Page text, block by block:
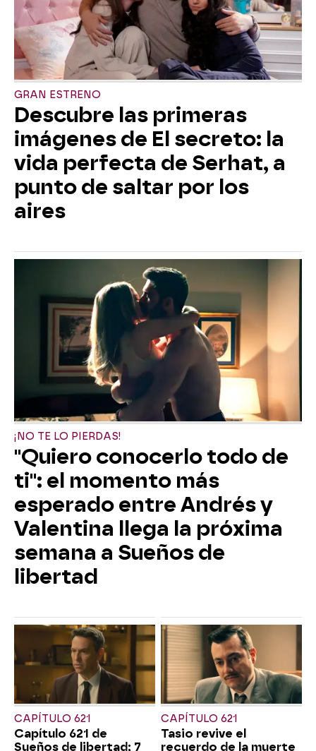
GRAN ESTRENO
Descubre las primeras
imágenes de El secreto: la
vida perfecta de Serhat, a
punto de saltar por los
aires
¡NO TE LO PIERDAS!
"Quiero conocerlo todo de
ti": el momento más
esperado entre Andrés y
Valentina llega la próxima
semana a Sueños de
libertad
CAPÍTULO 621
Capítulo 621 de
Sueños de libertad; 7
CAPÍTULO 621
Tasio revive el
recuerdo de la muerte